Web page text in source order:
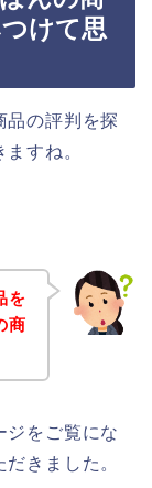
けて思
品の評判を探
すね。
を
商
ジをご覧にな
きました。